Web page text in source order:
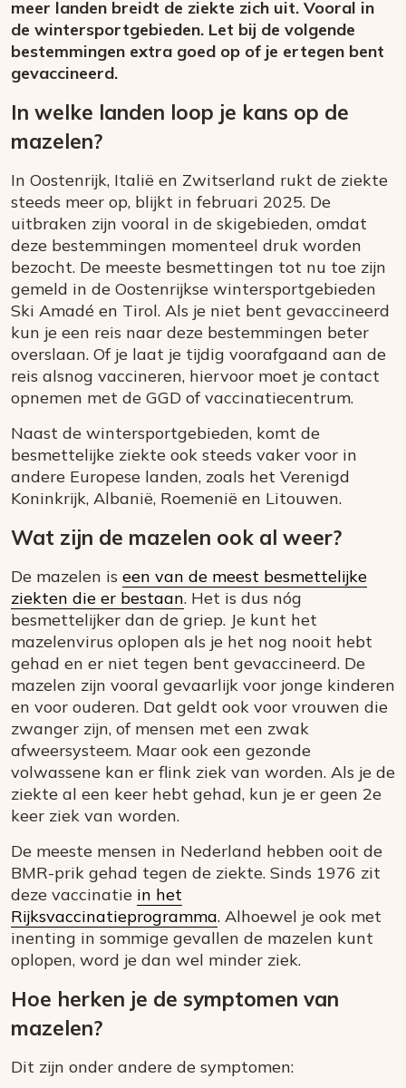
meer landen breidt de ziekte zich uit. Vooral in
de wintersportgebieden. Let bij de volgende
bestemmingen extra goed op of je ertegen bent
gevaccineerd.
In welke landen loop je kans op de
mazelen?
In Oostenrijk, Italië en Zwitserland rukt de ziekte
steeds meer op, blijkt in februari 2025. De
uitbraken zijn vooral in de skigebieden, omdat
deze bestemmingen momenteel druk worden
bezocht. De meeste besmettingen tot nu toe zijn
gemeld in de Oostenrijkse wintersportgebieden
Ski Amadé en Tirol. Als je niet bent gevaccineerd
kun je een reis naar deze bestemmingen beter
overslaan. Of je laat je tijdig voorafgaand aan de
reis alsnog vaccineren, hiervoor moet je contact
opnemen met de GGD of vaccinatiecentrum.
Naast de wintersportgebieden, komt de
besmettelijke ziekte ook steeds vaker voor in
andere Europese landen, zoals het Verenigd
Koninkrijk, Albanië, Roemenië en Litouwen.
Wat zijn de mazelen ook al weer?
De mazelen is een van de meest besmettelijke
ziekten die er bestaan. Het is dus nóg
besmettelijker dan de griep. Je kunt het
mazelenvirus oplopen als je het nog nooit hebt
gehad en er niet tegen bent gevaccineerd. De
mazelen zijn vooral gevaarlijk voor jonge kinderen
en voor ouderen. Dat geldt ook voor vrouwen die
zwanger zijn, of mensen met een zwak
afweersysteem. Maar ook een gezonde
volwassene kan er flink ziek van worden. Als je de
ziekte al een keer hebt gehad, kun je er geen 2e
keer ziek van worden.
De meeste mensen in Nederland hebben ooit de
BMR-prik gehad tegen de ziekte. Sinds 1976 zit
deze vaccinatie in het
Rijksvaccinatieprogramma. Alhoewel je ook met
inenting in sommige gevallen de mazelen kunt
oplopen, word je dan wel minder ziek.
Hoe herken je de symptomen van
mazelen?
Dit zijn onder andere de symptomen: